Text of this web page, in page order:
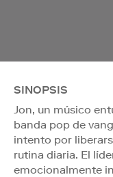
SINOPSIS
Jon, un músico
banda pop de
intento por
rutina diaria. El
emocionalmente